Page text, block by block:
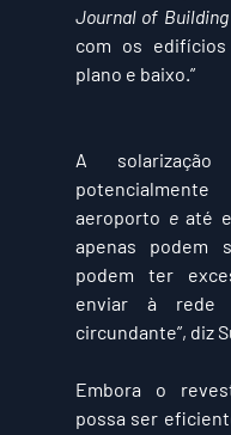
Journal of
com os
plano e baixo.”
A
aeroporto e até
apenas podem
podem ter
enviar à rede
circundante”, diz
Embora o
possa ser